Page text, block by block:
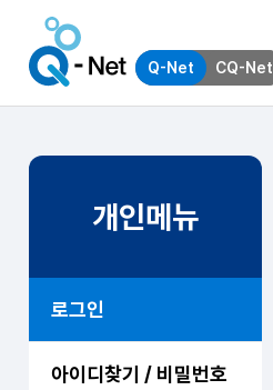
Q-Net CQ-Net
개인메뉴
로그인
아이디찾기 / 비밀번호